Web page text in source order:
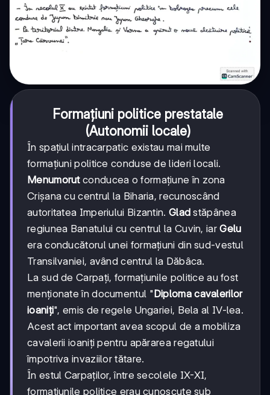
Formațiuni politice prestatale
(Autonomii locale)
În spațiul intracarpatic existau mai multe
formațiuni politice conduse de lideri locali.
Menumorutconducea o formațiune în zona
Crișana cu centrul la Biharia, recunoscând
autoritatea Imperiului Bizantin. Glad stăpânea
regiunea Banatului cu centrul la Cuvin, iarGelu
era conducătorul unei formațiuni din sud-vestul
Transilvaniei, având centrul la Dăbâca.
La sud de Carpați, formațiunile politice au fost
menționate în documentul " Diploma cavalerilor
ioaniți", emis de regele Ungariei, Bela al IV-lea.
Acest act important avea scopul de a mobiliza
cavalerii ioaniți pentru apărarea regatului
împotriva invaziilor tătare.
În estul Carpaților, între secolele IX-XI,
formațiunile politice erau cunoscute sub